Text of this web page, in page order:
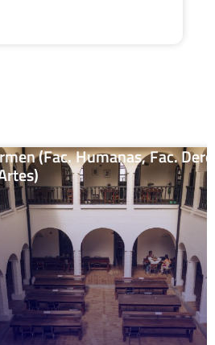
Humanas, Fac. Derecho,